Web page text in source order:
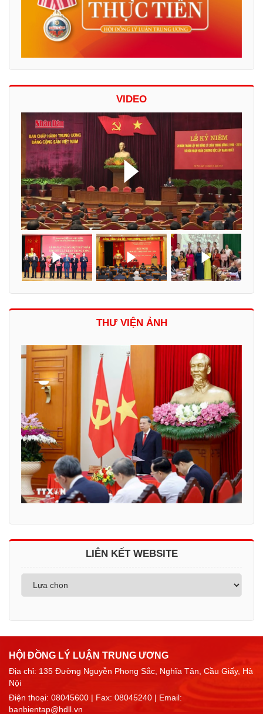
VIDEO
THƯ VIỆN ẢNH
LIÊN KẾT WEBSITE
HỘI ĐỒNG LÝ LUẬN TRUNG ƯƠNG
Địa chỉ: 135 Đường Nguyễn Phong Sắc, Nghĩa Tân, Cầu Giấy, Hà
Nội
Điện thoại: 08045600 | Fax: 08045240 | Email:
banbientap@hdll.vn